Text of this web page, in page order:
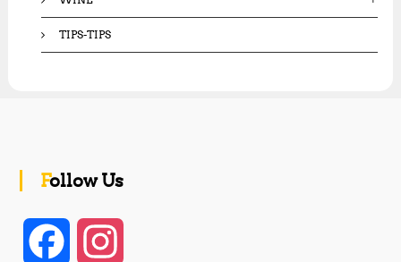
TIPS-TIPS
Follow Us